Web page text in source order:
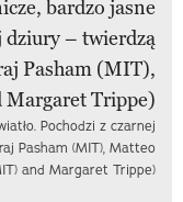
Pochodzi z czarnej
Pasham (MIT), Matteo
and Margaret Trippe)